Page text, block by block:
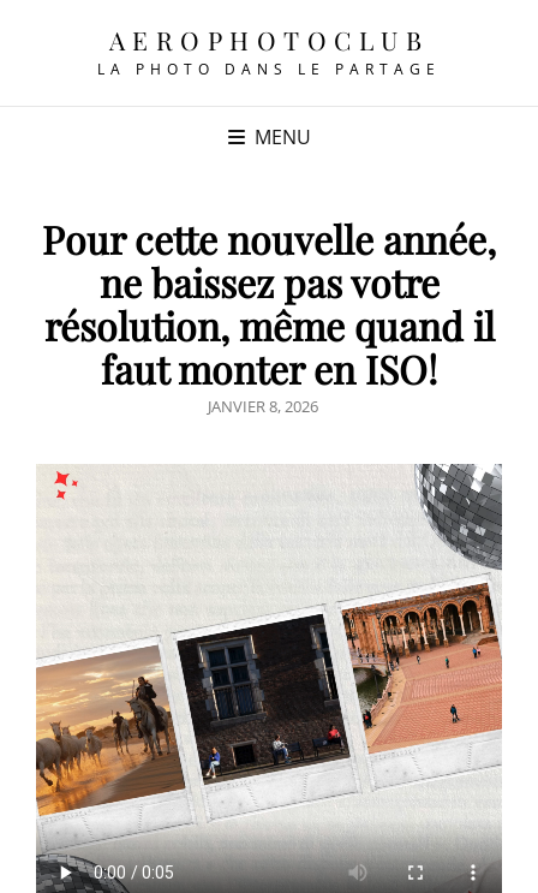
AEROPHOTOCLUB
LA PHOTO DANS LE PARTAGE
MENU
Pour cette nouvelle année,
ne baissez pas votre
résolution, même quand il
faut monter en ISO!
POSTED
JANVIER 8, 2026